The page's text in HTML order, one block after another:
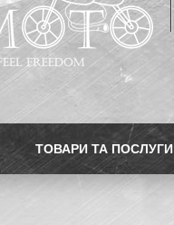
ТОВАРИ ТА ПОСЛУГИ